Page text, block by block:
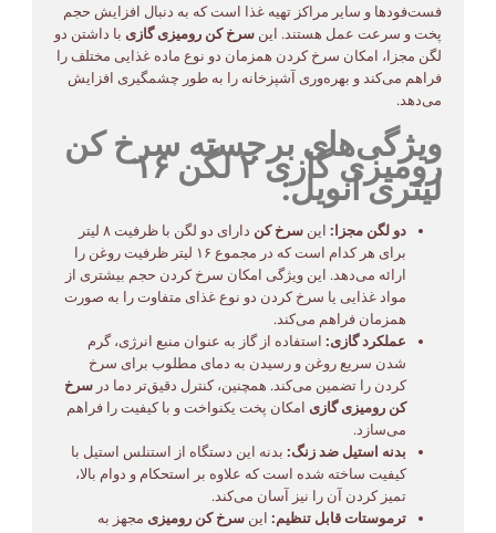
فست‌فودها و سایر مراکز تهیه غذا است که به دنبال افزایش حجم
پخت و سرعت عمل هستند. این سرخ کن رومیزی گازی با داشتن دو
لگن مجزا، امکان سرخ کردن همزمان دو نوع ماده غذایی مختلف را
فراهم می‌کند و بهره‌وری آشپزخانه را به طور چشمگیری افزایش
می‌دهد.
ویژگی‌های برجسته سرخ کن
رومیزی گازی ۲ لگن ۱۶
لیتری انویل:
دو لگن مجزا: اینسرخ کن
دارای دو لگن با ظرفیت ۸ لیتر
برای هر کدام است که در مجموع ۱۶ لیتر ظرفیت روغن را
ارائه می‌دهد. این ویژگی امکان سرخ کردن حجم بیشتری از
مواد غذایی یا سرخ کردن دو نوع غذای متفاوت را به صورت
همزمان فراهم می‌کند.
عملکرد گازی: استفاده از گاز به عنوان منبع انرژی، گرم
شدن سریع روغن و رسیدن به دمای مطلوب برای سرخ
کردن را تضمین می‌کند. همچنین، کنترل دقیق‌تر دما درسرخ
کن رومیزی گازی امکان پخت یکنواخت و با کیفیت را فراهم
می‌سازد.
بدنه استیل ضد زنگ: بدنه این دستگاه از استنلس استیل با
کیفیت ساخته شده است که علاوه بر استحکام و دوام بالا،
تمیز کردن آن را نیز آسان می‌کند.
ترموستات قابل تنظیم: اینسرخ کن رومیزی مجهز به